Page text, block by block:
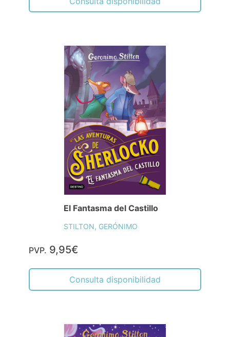
El Fantasma del Castillo
STILTON, GERÓNIMO
9,95€
Consulta disponibilidad